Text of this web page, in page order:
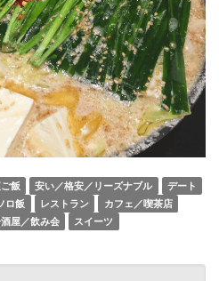
飯 安い／格安／リーズナブル
デート
ロ飯 レストラン
カフェ／喫茶店
屋／飲み会 スイーツ